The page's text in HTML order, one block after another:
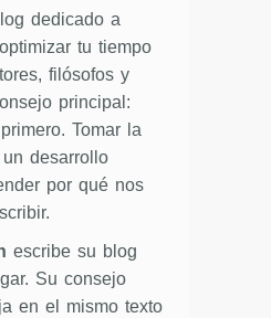
dedicado a
tu tiempo
filósofos y
principal:
Tomar la
desarrollo
por qué nos
escribe su blog
Su consejo
en el mismo texto